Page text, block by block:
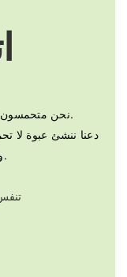
نحن متحمسون للتعاون معك وجعل رؤيتك في الحياة.
دعنا ننشئ عبوة لا
وجاذبية علامتك التجارية.